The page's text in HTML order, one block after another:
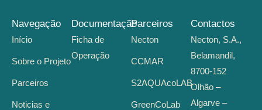
Navegação
Início
Sobre o Projeto
Parceiros
Noticias e
Documentação
Ficha de
Operação
Parceiros
Necton
CCMAR
S2AQUAcoLAB
GreenCoLab
Contactos
Necton, S.A.,
Belamandil,
8700-152
Olhão –
Algarve –